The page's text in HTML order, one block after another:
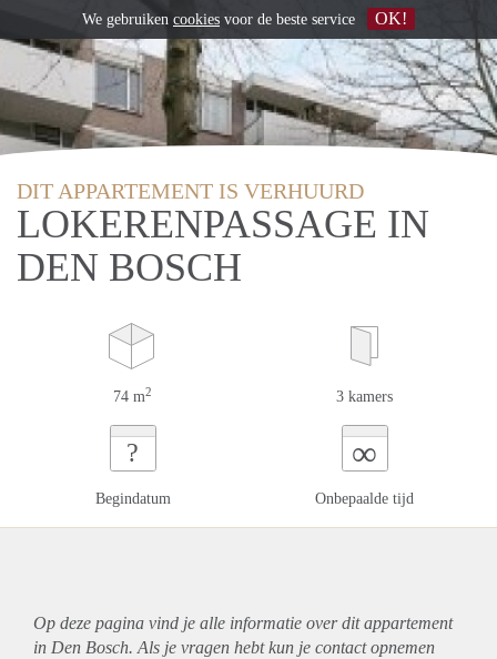
DIT APPARTEMENT IS VERHUURD
LOKERENPASSAGE IN
DEN BOSCH
74 m2 3 kamers
?
Begindatum
∞
Onbepaalde tijd
Op deze pagina vind je alle informatie over ditappartement
in Den Bosch. Als je vragen hebt kun je contact opnemen
We gebruiken cookies voor de beste service OK!